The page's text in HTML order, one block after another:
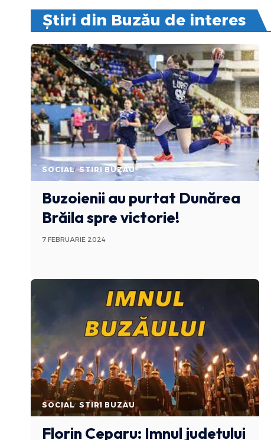
Știri din Buzău de interes
SOCIAL STIRI BUZAU
Buzoienii au purtat Dunărea
Brăila spre victorie!
7 FEBRUARIE 2024
SOCIAL STIRI BUZAU
Florin Ceparu: Imnul județului